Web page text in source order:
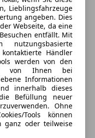
in nur einem
geben
Lieblingsfahrzeuge
angeben. Dies
Webseite, da eine
entfällt. Mit
Händler
werden von den
von Ihnen bei
Informationen
innerhalb dieses
Befüllung neuer
Ohne
Tools können
ganz oder teilweise